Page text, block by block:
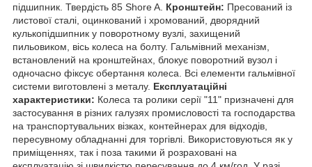
підшипник. Твердість 85 Shore A. Кронштейн: Пресований із
листової сталі, оцинкований і хромований, дворядний
кулькопідшипник у поворотному вузлі, захищений
пильовиком, вісь колеса на болту. Гальмівний механізм,
встановлений на кронштейнах, блокує поворотний вузол і
одночасно фіксує обертання колеса. Всі елементи гальмівної
системи виготовлені з металу. Експлуатаційні
характеристики: Колеса та ролики серії "11" призначені для
застосування в різних галузях промисловості та господарства
на транспортувальних візках, контейнерах для відходів,
пересувному обладнанні для торгівлі. Використовуються як у
приміщеннях, так і поза такими й розраховані на